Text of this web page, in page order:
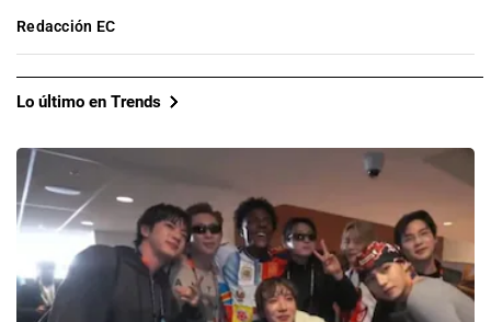
Redacción EC
Lo último en Trends